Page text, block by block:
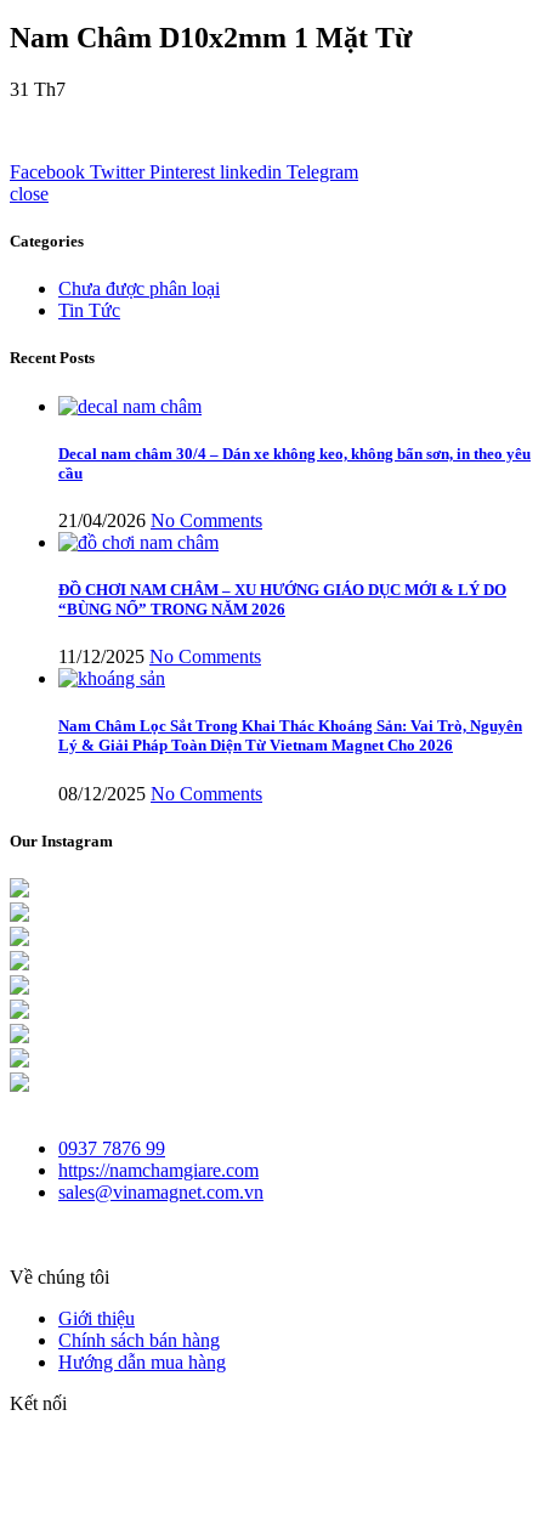
Nam Châm D10x2mm 1 Mặt Từ
31 Th7
Facebook Twitter Pinterest linkedin Telegram
close
Categories
Chưa được phân loại
Tin Tức
Recent Posts
Decal nam châm 30/4 – Dán xe không keo, không bẩn sơn, in theo yêu
cầu
21/04/2026 No Comments
ĐỒ CHƠI NAM CHÂM – XU HƯỚNG GIÁO DỤC MỚI & LÝ DO
“BÙNG NỔ” TRONG NĂM 2026
11/12/2025 No Comments
Nam Châm Lọc Sắt Trong Khai Thác Khoáng Sản: Vai Trò, Nguyên
Lý & Giải Pháp Toàn Diện Từ Vietnam Magnet Cho 2026
08/12/2025 No Comments
Our Instagram
0937 7876 99
https://namchamgiare.com
sales@vinamagnet.com.vn
Về chúng tôi
Giới thiệu
Chính sách bán hàng
Hướng dẫn mua hàng
Kết nối